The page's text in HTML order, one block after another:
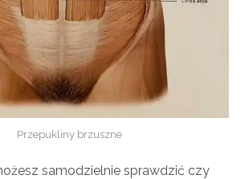
Przepukliny brzuszne
samodzielnie sprawdzić czy